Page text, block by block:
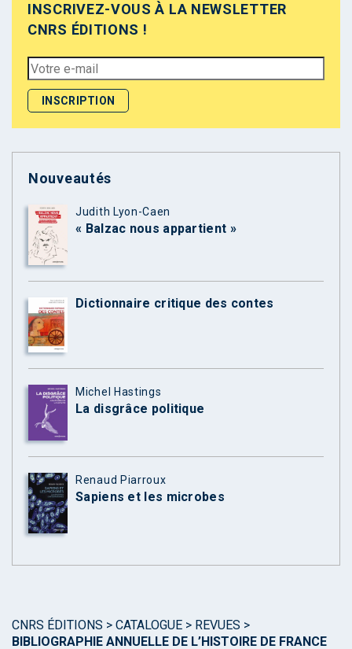
INSCRIVEZ-VOUS À LA NEWSLETTER
CNRS ÉDITIONS !
Nouveautés
Judith Lyon-Caen
« Balzac nous appartient »
Dictionnaire critique des contes
Michel Hastings
La disgrâce politique
Renaud Piarroux
Sapiens et les microbes
CNRS ÉDITIONS > CATALOGUE > REVUES >
BIBLIOGRAPHIE ANNUELLE DE L’HISTOIRE DE FRANCE